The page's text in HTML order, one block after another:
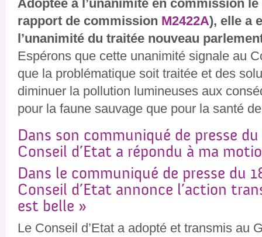
Adoptée à l’unanimité en commission le
rapport de commission M2422A), elle a
l’unanimité du traitée nouveau
Espérons que cette unanimité signale au
que la problématique soit traitée et des
diminuer la pollution lumineuses aux
pour la faune sauvage que pour la santé
Dans son communiqué de presse
Conseil d’Etat a répondu à ma
Dans le communiqué de presse du
Conseil d’Etat annonce l’action
est belle »
Le Conseil d’Etat a adopté et transmis au